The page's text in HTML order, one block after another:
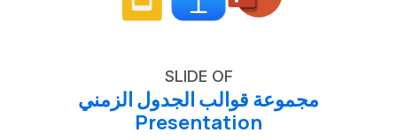
SLIDE OF
مجموعة قوالب الجدول الزمني
Presentation